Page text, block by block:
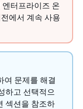
터프라이즈 온
에서 계속 사용
여 문제를 해결
하고 선택적으
섹션을 참조하